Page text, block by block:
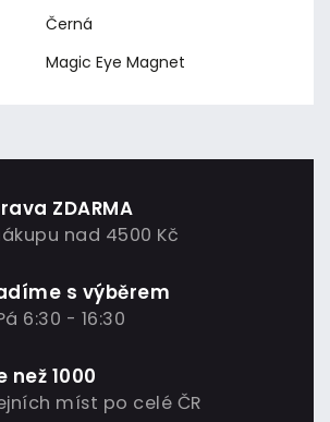
Černá
Magic Eye Magnet
ZDARMA
nad 4500 Kč
s výběrem
6:30 - 16:30
než 1000
míst po celé ČR